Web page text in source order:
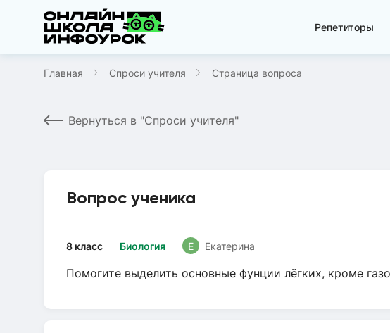
Репетиторы
Главная Спроси учителя Страница вопроса
Вернуться в "Спроси учителя"
Вопрос ученика
Биология
8 класс Е Екатерина
Помогите выделить основные фунции лёгких, кроме